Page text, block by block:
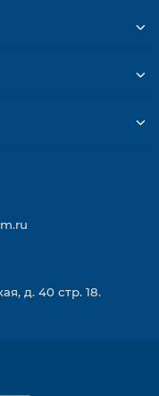
д. 40 стр. 18.